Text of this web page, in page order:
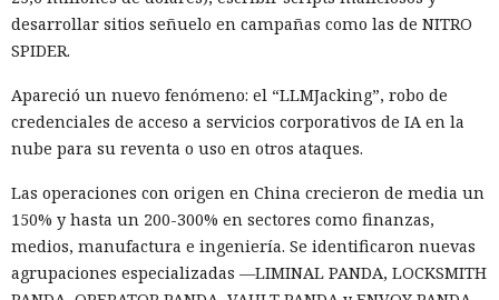
desarrollar sitios señuelo en campañas como las de NITRO
SPIDER.
Apareció un nuevo fenómeno: el “LLMJacking”, robo de
credenciales de acceso a servicios corporativos de IA en la
nube para su reventa o uso en otros ataques.
Las operaciones con origen en China crecieron de media un
150% y hasta un 200-300% en sectores como finanzas,
medios, manufactura e ingeniería. Se identificaron nuevas
agrupaciones especializadas —LIMINAL PANDA, LOCKSMITH